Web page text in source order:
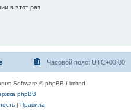
в этот раз
Часовой пояс: UTC+03:00
Software © phpBB Limited
phpBB
| Правила